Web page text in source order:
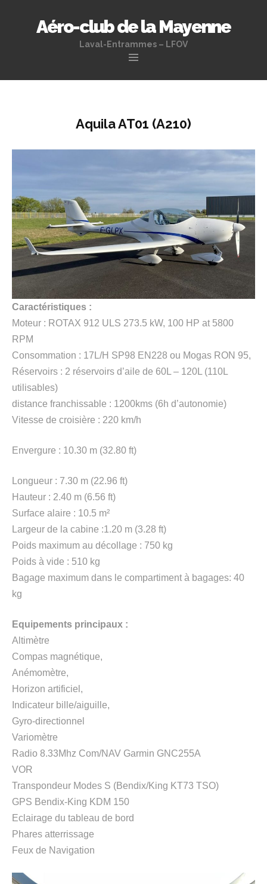
Aéro-club de la Mayenne
Laval-Entrammes – LFOV
principal
Aquila AT01 (A210)
Caractéristiques :
Moteur : ROTAX 912 ULS 273.5 kW, 100 HP at 5800
RPM
Consommation : 17L/H SP98 EN228 ou Mogas RON 95,
Réservoirs : 2 réservoirs d’aile de 60L – 120L (110L
utilisables)
distance franchissable : 1200kms (6h d’autonomie)
Vitesse de croisière : 220 km/h
Envergure : 10.30 m (32.80 ft)
Longueur : 7.30 m (22.96 ft)
Hauteur : 2.40 m (6.56 ft)
Surface alaire : 10.5 m²
Largeur de la cabine :1.20 m (3.28 ft)
Poids maximum au décollage : 750 kg
Poids à vide : 510 kg
Bagage maximum dans le compartiment à bagages: 40
kg
Equipements principaux :
Altimètre
Compas magnétique,
Anémomètre,
Horizon artificiel,
Indicateur bille/aiguille,
Gyro-directionnel
Variomètre
Radio 8.33Mhz Com/NAV Garmin GNC255A
VOR
Transpondeur Modes S (Bendix/King KT73 TSO)
GPS Bendix-King KDM 150
Eclairage du tableau de bord
Phares atterrissage
Feux de Navigation